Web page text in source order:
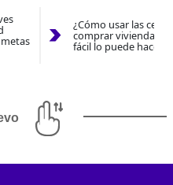
¿Cómo usar las
comprar vivienda
fácil lo puede hacer